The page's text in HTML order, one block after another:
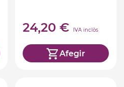
24,20 € IVA inclòs
Afegir